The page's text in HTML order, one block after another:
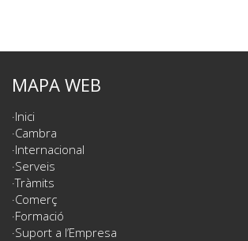
MAPA WEB
Inici
Cambra
Internacional
Serveis
Tràmits
Comerç
Formació
Suport a l’Empresa